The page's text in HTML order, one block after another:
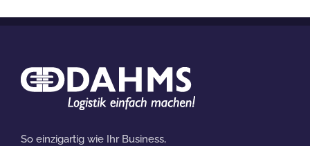
So einzigartig wie Ihr Business,